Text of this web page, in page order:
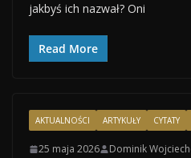
jakbyś ich nazwał? Oni
Read More
AKTUALNOŚCI ARTYKUŁY CYTATY
25 maja 2026 Dominik